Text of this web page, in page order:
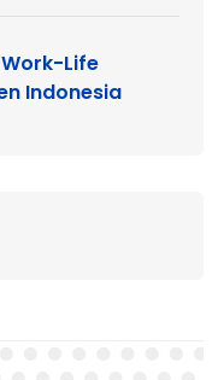
Life
Indonesia